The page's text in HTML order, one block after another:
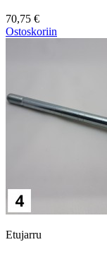
70,75 €
Ostoskoriin
Etujarru